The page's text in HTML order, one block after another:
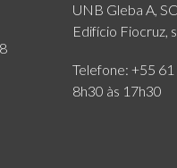
UNB Gleba A,
Edifício Fiocruz,
Telefone: +55
8h30 às 17h30